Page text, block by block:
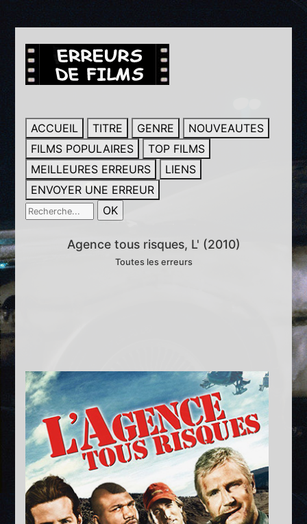
ACCUEIL TITRE GENRE
NOUVEAUTES
FILMS POPULAIRES
TOP FILMS
MEILLEURES ERREURS
LIENS
ENVOYER UNE ERREUR
Agence tous risques, L' (2010)
Toutes les erreurs